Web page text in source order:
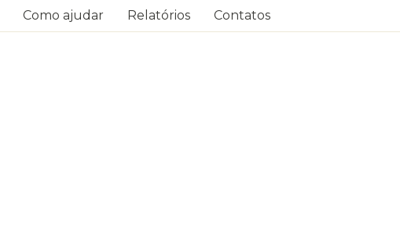
Como ajudar Relatórios Contatos